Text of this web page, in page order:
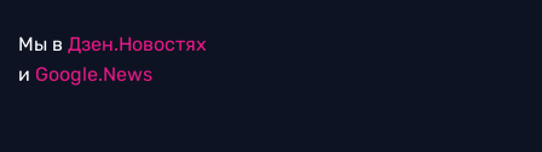
Мы в Дзен.Новостях
и Google.News